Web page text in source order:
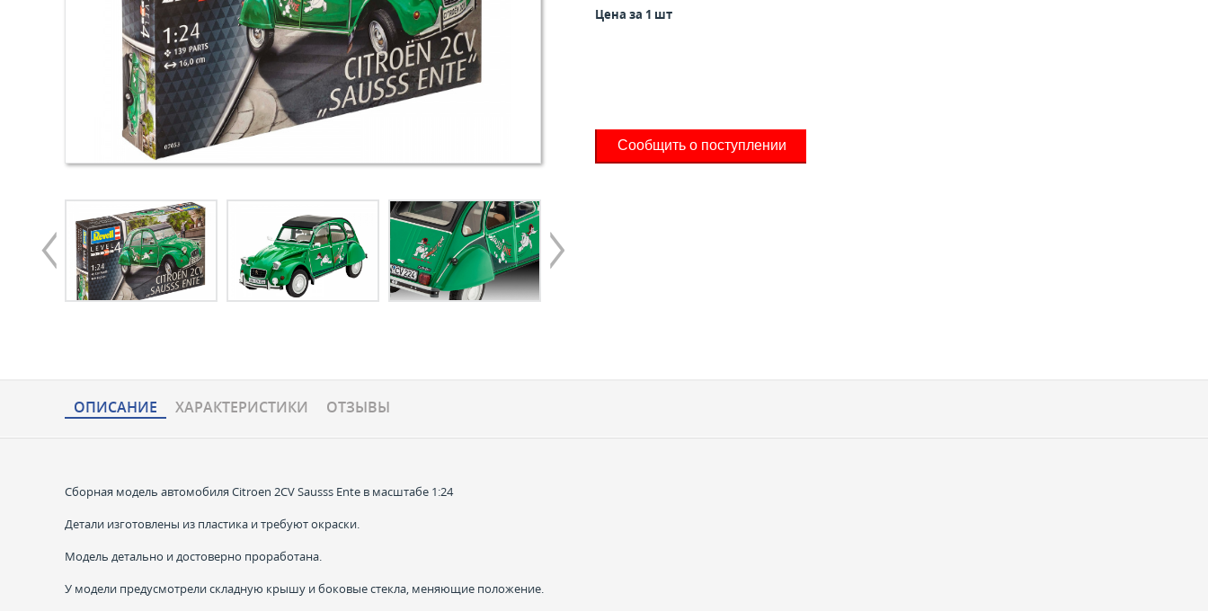
Цена за 1 шт
Сообщить о поступлении
ОПИСАНИЕ ХАРАКТЕРИCТИКИ ОТЗЫВЫ
Сборная модель автомобиля Citroen 2CV Sausss Ente в масштабе 1:24
Детали изготовлены из пластика и требуют окраски.
Модель детально и достоверно проработана.
У модели предусмотрели складную крышу и боковые стекла, меняющие положение.